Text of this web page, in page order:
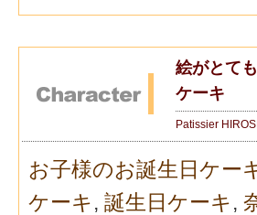
絵がとて
ケーキ
Patissier
お子様のお誕生日ケー
ケーキ , 誕生日ケーキ ,